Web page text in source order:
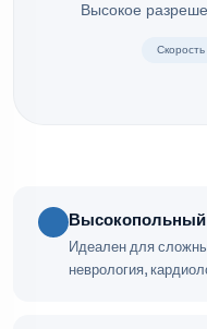
Высокое
Идеален для
неврология,